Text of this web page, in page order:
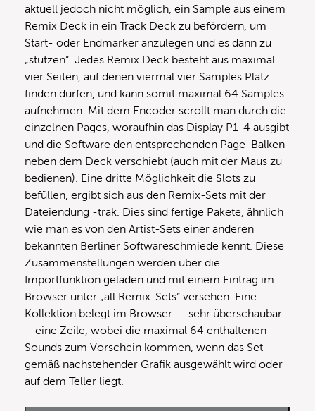
aktuell jedoch nicht möglich, ein Sample aus einem
Remix Deck in ein Track Deck zu befördern, um
Start- oder Endmarker anzulegen und es dann zu
„stutzen“. Jedes Remix Deck besteht aus maximal
vier Seiten, auf denen viermal vier Samples Platz
finden dürfen, und kann somit maximal 64 Samples
aufnehmen. Mit dem Encoder scrollt man durch die
einzelnen Pages, woraufhin das Display P1-4 ausgibt
und die Software den entsprechenden Page-Balken
neben dem Deck verschiebt (auch mit der Maus zu
bedienen). Eine dritte Möglichkeit die Slots zu
befüllen, ergibt sich aus den Remix-Sets mit der
Dateiendung -trak. Dies sind fertige Pakete, ähnlich
wie man es von den Artist-Sets einer anderen
bekannten Berliner Softwareschmiede kennt. Diese
Zusammenstellungen werden über die
Importfunktion geladen und mit einem Eintrag im
Browser unter „all Remix-Sets“ versehen. Eine
Kollektion belegt im Browser – sehr überschaubar
– eine Zeile, wobei die maximal 64 enthaltenen
Sounds zum Vorschein kommen, wenn das Set
gemäß nachstehender Grafik ausgewählt wird oder
auf dem Teller liegt.